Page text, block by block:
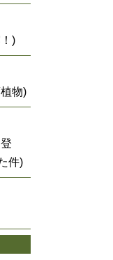
)
物)
件)